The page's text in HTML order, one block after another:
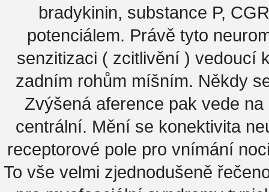
bradykinin, substance P,
potenciálem. Právě tyto
senzitizaci ( zcitlivění ) vedoucí
zadním rohům míšním. Někdy
Zvýšená aference pak vede
centrální. Mění se konektivita
receptorové pole pro vnímání
To vše velmi zjednodušeně